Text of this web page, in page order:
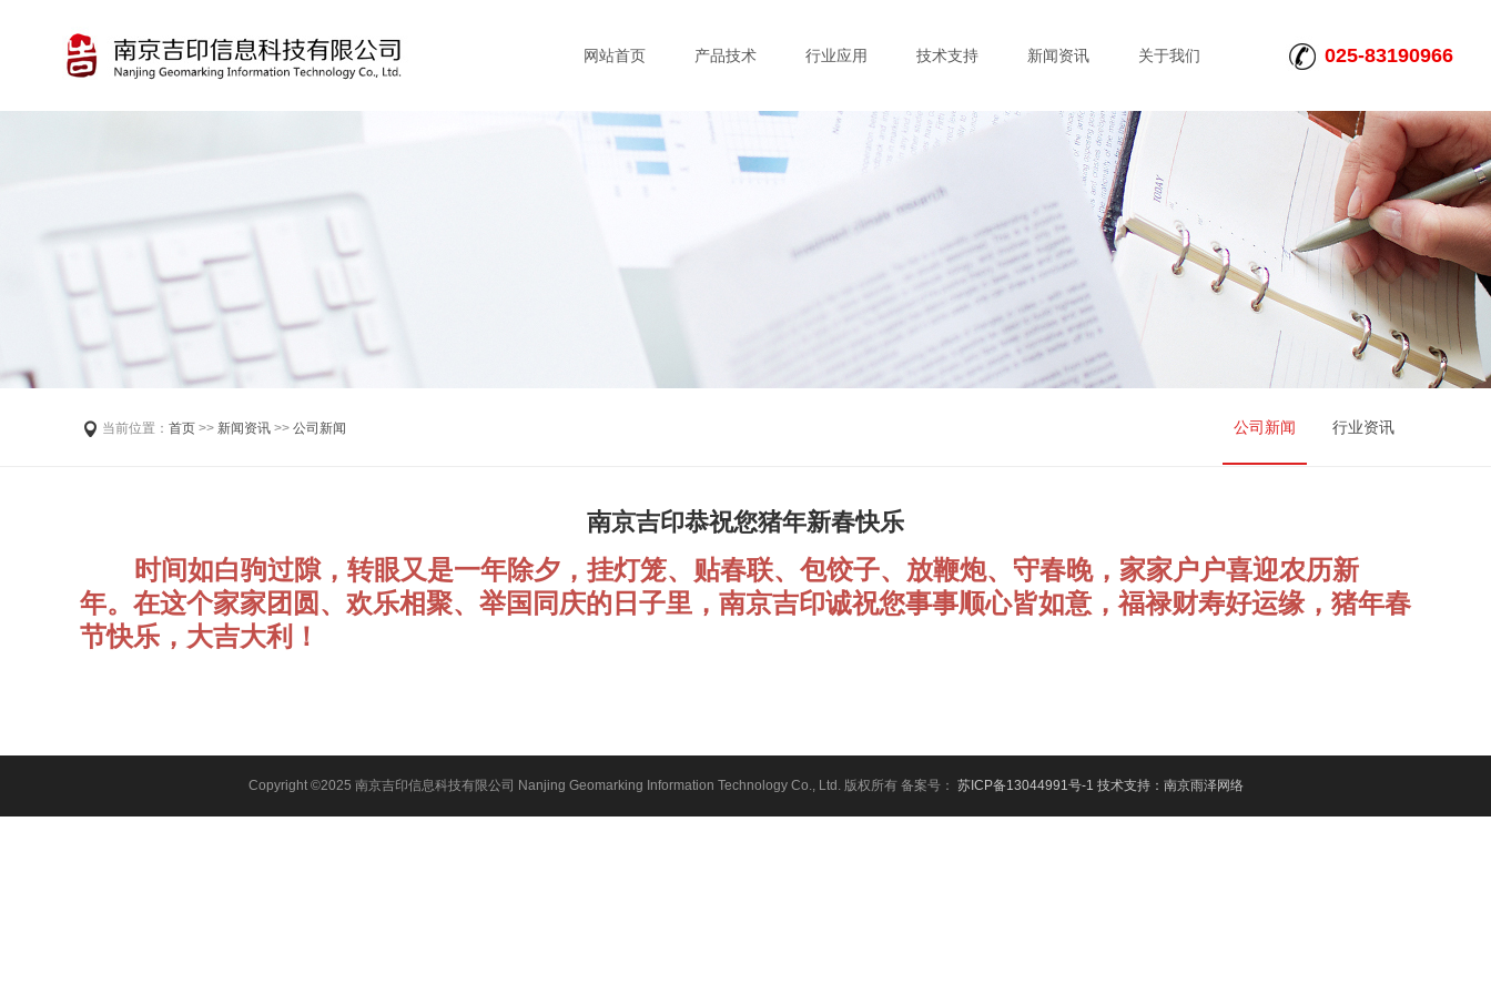
网站首页 产品技术 行业应用 技术支持 新闻资讯 关于我们 025-83190966
当前位置： 首页 >> 新闻资讯 >> 公司新闻 公司新闻 行业资讯
南京吉印恭祝您猪年新春快乐
时间如白驹过隙，转眼又是一年除夕，挂灯笼、贴春联、包饺子、放鞭炮、守春晚，家家户户喜迎农历新
年。在这个家家团圆、欢乐相聚、举国同庆的日子里，南京吉印诚祝您事事顺心皆如意，福禄财寿好运缘，猪年春
节快乐，大吉大利！
Copyright ©2025 南京吉印信息科技有限公司 Nanjing Geomarking Information Technology Co., Ltd. 版权所有 备案号： 苏ICP备13044991号-1 技术支持： 南京雨泽网络